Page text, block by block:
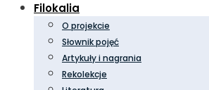
Filokalia
O projekcie
Słownik pojęć
Artykuły i nagrania
Rekolekcje